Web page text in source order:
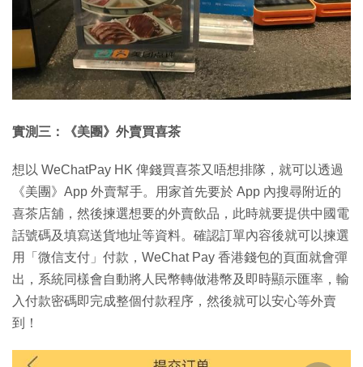
實測三：《美團》外賣買喜茶
想以 WeChatPay HK 俾錢買喜茶又唔想排隊，就可以透過
《美團》App 外賣幫手。用家首先要於 App 內搜尋附近的
喜茶店舖，然後揀選想要的外賣飲品，此時就要提供中國電
話號碼及填寫送貨地址等資料。確認訂單內容後就可以揀選
用「微信支付」付款，WeChat Pay 香港錢包的頁面就會彈
出，系統同樣會自動將人民幣轉做港幣及即時顯示匯率，輸
入付款密碼即完成整個付款程序，然後就可以安心等外賣
到！